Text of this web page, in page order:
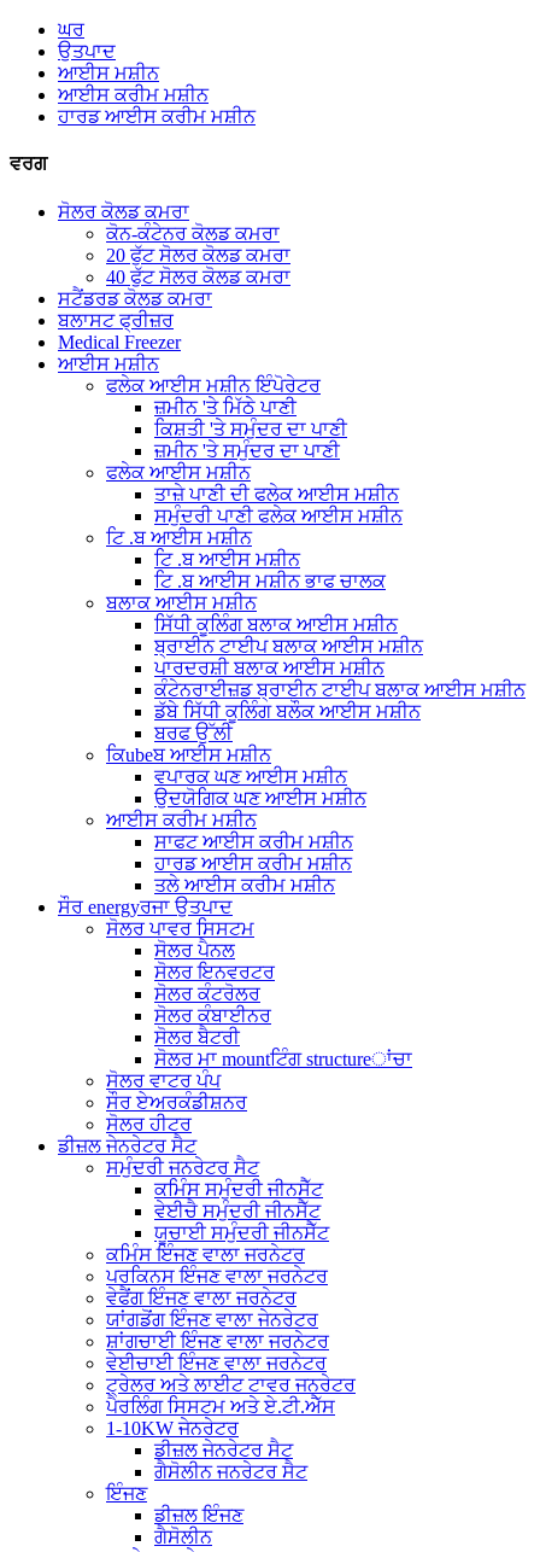
ਘਰ
ਉਤਪਾਦ
ਆਈਸ ਮਸ਼ੀਨ
ਆਈਸ ਕਰੀਮ ਮਸ਼ੀਨ
ਹਾਰਡ ਆਈਸ ਕਰੀਮ ਮਸ਼ੀਨ
ਵਰਗ
ਸੋਲਰ ਕੋਲਡ ਕਮਰਾ
ਕੋਨ-ਕੰਟੇਨਰ ਕੋਲਡ ਕਮਰਾ
20 ਫੁੱਟ ਸੋਲਰ ਕੋਲਡ ਕਮਰਾ
40 ਫੁੱਟ ਸੋਲਰ ਕੋਲਡ ਕਮਰਾ
ਸਟੈਂਡਰਡ ਕੋਲਡ ਕਮਰਾ
ਬਲਾਸਟ ਫ੍ਰੀਜ਼ਰ
Medical Freezer
ਆਈਸ ਮਸ਼ੀਨ
ਫਲੇਕ ਆਈਸ ਮਸ਼ੀਨ ਇੰਪੋਰੇਟਰ
ਜ਼ਮੀਨ 'ਤੇ ਮਿੱਠੇ ਪਾਣੀ
ਕਿਸ਼ਤੀ 'ਤੇ ਸਮੁੰਦਰ ਦਾ ਪਾਣੀ
ਜ਼ਮੀਨ 'ਤੇ ਸਮੁੰਦਰ ਦਾ ਪਾਣੀ
ਫਲੇਕ ਆਈਸ ਮਸ਼ੀਨ
ਤਾਜ਼ੇ ਪਾਣੀ ਦੀ ਫਲੇਕ ਆਈਸ ਮਸ਼ੀਨ
ਸਮੁੰਦਰੀ ਪਾਣੀ ਫਲੇਕ ਆਈਸ ਮਸ਼ੀਨ
ਟਿ .ਬ ਆਈਸ ਮਸ਼ੀਨ
ਟਿ .ਬ ਆਈਸ ਮਸ਼ੀਨ
ਟਿ .ਬ ਆਈਸ ਮਸ਼ੀਨ ਭਾਫ ਚਾਲਕ
ਬਲਾਕ ਆਈਸ ਮਸ਼ੀਨ
ਸਿੱਧੀ ਕੂਲਿੰਗ ਬਲਾਕ ਆਈਸ ਮਸ਼ੀਨ
ਬ੍ਰਾਈਨ ਟਾਈਪ ਬਲਾਕ ਆਈਸ ਮਸ਼ੀਨ
ਪਾਰਦਰਸ਼ੀ ਬਲਾਕ ਆਈਸ ਮਸ਼ੀਨ
ਕੰਟੇਨਰਾਈਜ਼ਡ ਬ੍ਰਾਈਨ ਟਾਈਪ ਬਲਾਕ ਆਈਸ ਮਸ਼ੀਨ
ਡੱਬੇ ਸਿੱਧੀ ਕੂਲਿੰਗ ਬਲੌਕ ਆਈਸ ਮਸ਼ੀਨ
ਬਰਫ ਉੱਲੀ
ਕਿubeਬ ਆਈਸ ਮਸ਼ੀਨ
ਵਪਾਰਕ ਘਣ ਆਈਸ ਮਸ਼ੀਨ
ਉਦਯੋਗਿਕ ਘਣ ਆਈਸ ਮਸ਼ੀਨ
ਆਈਸ ਕਰੀਮ ਮਸ਼ੀਨ
ਸਾਫਟ ਆਈਸ ਕਰੀਮ ਮਸ਼ੀਨ
ਹਾਰਡ ਆਈਸ ਕਰੀਮ ਮਸ਼ੀਨ
ਤਲੇ ਆਈਸ ਕਰੀਮ ਮਸ਼ੀਨ
ਸੌਰ energyਰਜਾ ਉਤਪਾਦ
ਸੋਲਰ ਪਾਵਰ ਸਿਸਟਮ
ਸੋਲਰ ਪੈਨਲ
ਸੋਲਰ ਇਨਵਰਟਰ
ਸੋਲਰ ਕੰਟਰੋਲਰ
ਸੋਲਰ ਕੰਬਾਈਨਰ
ਸੋਲਰ ਬੈਟਰੀ
ਸੋਲਰ ਮਾ mountਟਿੰਗ structureਾਂਚਾ
ਸੋਲਰ ਵਾਟਰ ਪੰਪ
ਸੌਰ ਏਅਰਕੰਡੀਸ਼ਨਰ
ਸੋਲਰ ਹੀਟਰ
ਡੀਜ਼ਲ ਜੇਨਰੇਟਰ ਸੈਟ
ਸਮੁੰਦਰੀ ਜਨਰੇਟਰ ਸੈਟ
ਕਮਿੰਸ ਸਮੁੰਦਰੀ ਜੀਨਸੈੱਟ
ਵੇਈਚੈ ਸਮੁੰਦਰੀ ਜੀਨਸੈੱਟ
ਯੂਚਾਈ ਸਮੁੰਦਰੀ ਜੀਨਸੈੱਟ
ਕਮਿੰਸ ਇੰਜਣ ਵਾਲਾ ਜਰਨੇਟਰ
ਪਰਕਿਨਸ ਇੰਜਣ ਵਾਲਾ ਜਰਨੇਟਰ
ਵੇਫੈਂਗ ਇੰਜਣ ਵਾਲਾ ਜਰਨੇਟਰ
ਯਾਂਗਡੋਂਗ ਇੰਜਣ ਵਾਲਾ ਜੇਨਰੇਟਰ
ਸ਼ਾਂਗਚਾਈ ਇੰਜਣ ਵਾਲਾ ਜਰਨੇਟਰ
ਵੇਈਚਾਈ ਇੰਜਣ ਵਾਲਾ ਜਰਨੇਟਰ
ਟ੍ਰੇਲਰ ਅਤੇ ਲਾਈਟ ਟਾਵਰ ਜਨਰੇਟਰ
ਪੈਰਲਿੰਗ ਸਿਸਟਮ ਅਤੇ ਏ.ਟੀ.ਐੱਸ
1-10KW ਜੇਨਰੇਟਰ
ਡੀਜ਼ਲ ਜੇਨਰੇਟਰ ਸੈਟ
ਗੈਸੋਲੀਨ ਜਨਰੇਟਰ ਸੈਟ
ਇੰਜਣ
ਡੀਜ਼ਲ ਇੰਜਣ
ਗੈਸੋਲੀਨ